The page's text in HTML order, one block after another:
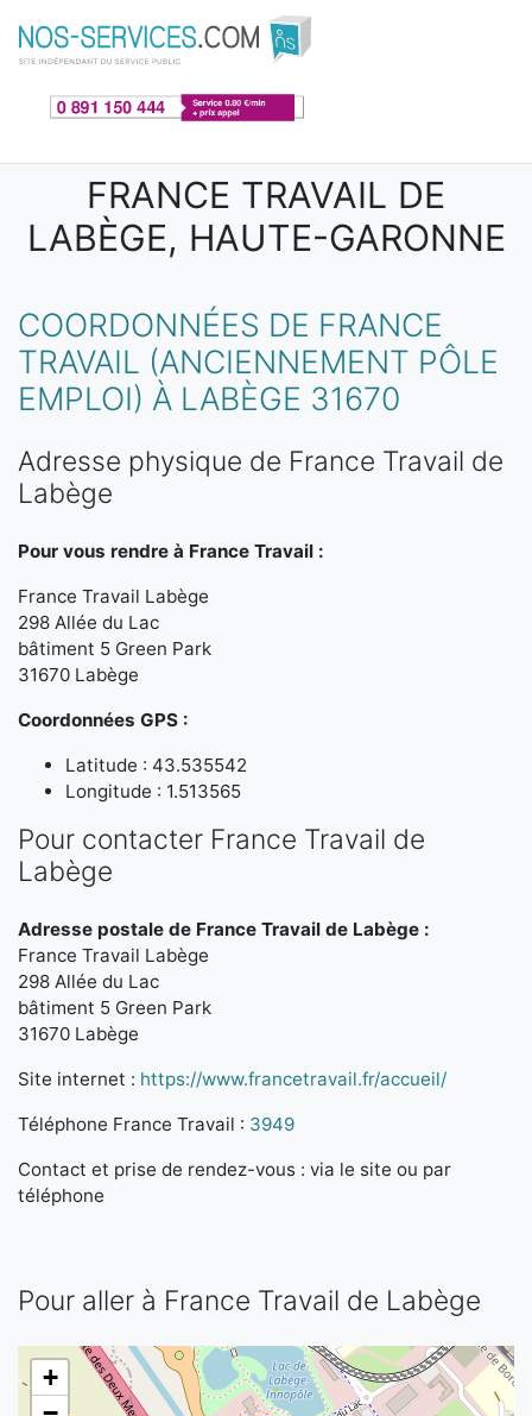
Aller au contenu principal
FRANCE TRAVAIL DE
LABÈGE, HAUTE-GARONNE
COORDONNÉES DE FRANCE
TRAVAIL (ANCIENNEMENT PÔLE
EMPLOI) À LABÈGE 31670
Adresse physique de France Travail de
Labège
Pour vous rendre à France Travail :
France Travail Labège
298 Allée du Lac
bâtiment 5 Green Park
31670 Labège
Coordonnées GPS :
Latitude : 43.535542
Longitude : 1.513565
Pour contacter France Travail de
Labège
Adresse postale de France Travail de Labège :
France Travail Labège
298 Allée du Lac
bâtiment 5 Green Park
31670 Labège
Site internet : https://www.francetravail.fr/accueil/
Téléphone France Travail : 3949
Contact et prise de rendez-vous : via le site ou par
téléphone
Pour aller à France Travail de Labège
+